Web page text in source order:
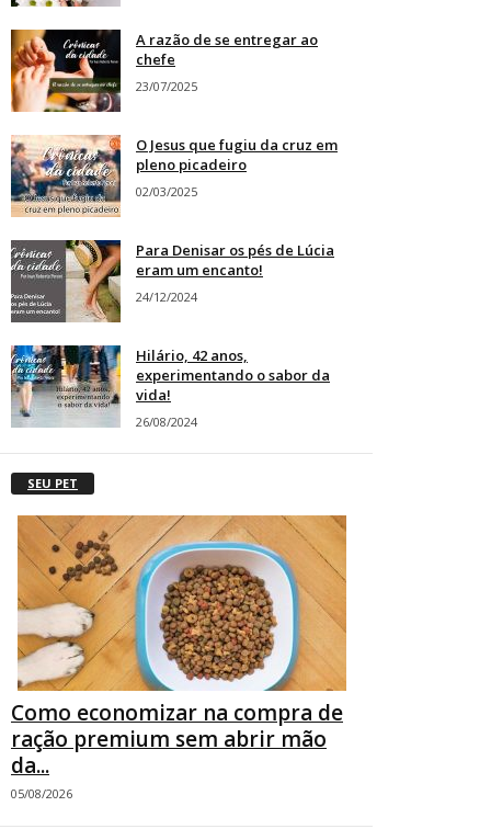
A razão de se entregar ao
chefe
23/07/2025
O Jesus que fugiu da cruz em
pleno picadeiro
02/03/2025
Para Denisar os pés de Lúcia
eram um encanto!
24/12/2024
Hilário, 42 anos,
experimentando o sabor da
vida!
26/08/2024
SEU PET
Como economizar na compra de
ração premium sem abrir mão
da...
05/08/2026